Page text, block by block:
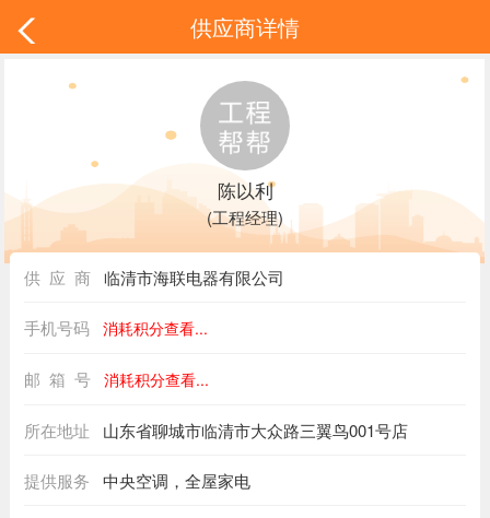
供应商详情
陈以利
(工程经理)
供 应 商 临清市海联电器有限公司
手机号码 消耗积分查看...
邮 箱 号 消耗积分查看...
所在地址 山东省聊城市临清市大众路三翼鸟001号店
提供服务 中央空调，全屋家电